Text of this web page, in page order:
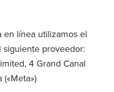
en línea utilizamos el
siguiente proveedor:
4 Grand Canal